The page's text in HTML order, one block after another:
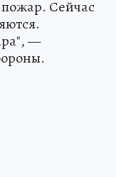
пожар. Сейчас
—